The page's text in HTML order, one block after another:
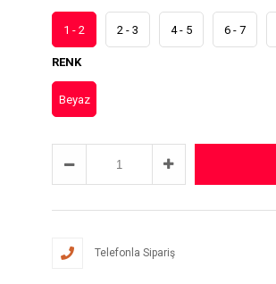
1 - 2 2 - 3 4 - 5 6 - 7
RENK
Beyaz
Telefonla Sipariş